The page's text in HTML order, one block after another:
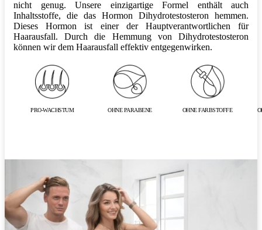
nicht genug. Unsere einzigartige Formel enthält auch
Inhaltsstoffe, die das Hormon Dihydrotestosteron hemmen.
Dieses Hormon ist einer der Hauptverantwortlichen für
Haarausfall. Durch die Hemmung von Dihydrotestosteron
können wir dem Haarausfall effektiv entgegenwirken.
PRO-WACHSTUM OHNE PARABENE OHNE FARBSTOFFE